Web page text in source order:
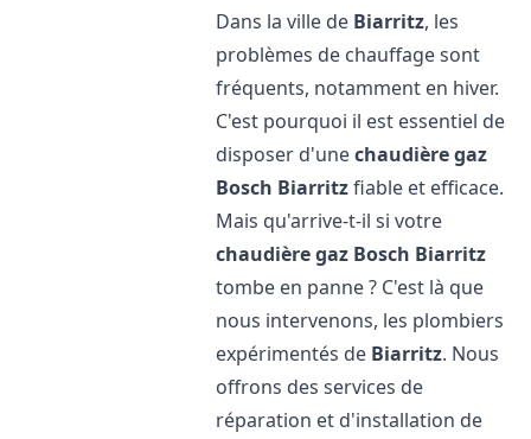
Dans la ville de Biarritz, les
problèmes de chauffage sont
fréquents, notamment en hiver.
C'est pourquoi il est essentiel de
disposer d'unechaudière gaz
Bosch Biarritzfiable et efficace.
Mais qu'arrive-t-il si votre
chaudière gaz Bosch Biarritz
tombe en panne ? C'est là que
nous intervenons, les plombiers
expérimentés de Biarritz. Nous
offrons des services de
réparation et d'installation de